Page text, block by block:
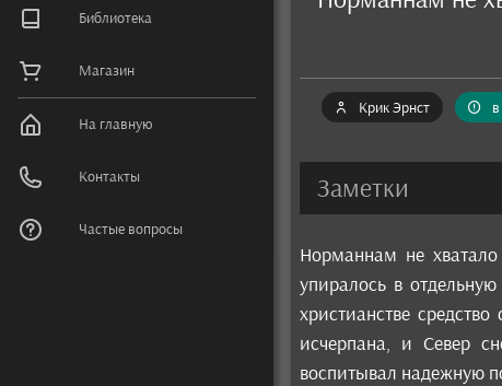
Библиотека
Магазин
На главную
Контакты
Частые вопросы
Крик Эрнст
Заметки
Норманнам не
упиралось в
христианстве
исчерпана, и Север
воспитывал надежную